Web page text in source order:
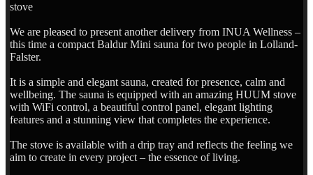
stove
We are pleased to present another delivery from INUA Wellness –
this time a compact Baldur Mini sauna for two people in Lolland-
Falster.
It is a simple and elegant sauna, created for presence, calm and
wellbeing. The sauna is equipped with an amazing HUUM stove
with WiFi control, a beautiful control panel, elegant lighting
features and a stunning view that completes the experience.
The stove is available with a drip tray and reflects the feeling we
aim to create in every project – the essence of living.